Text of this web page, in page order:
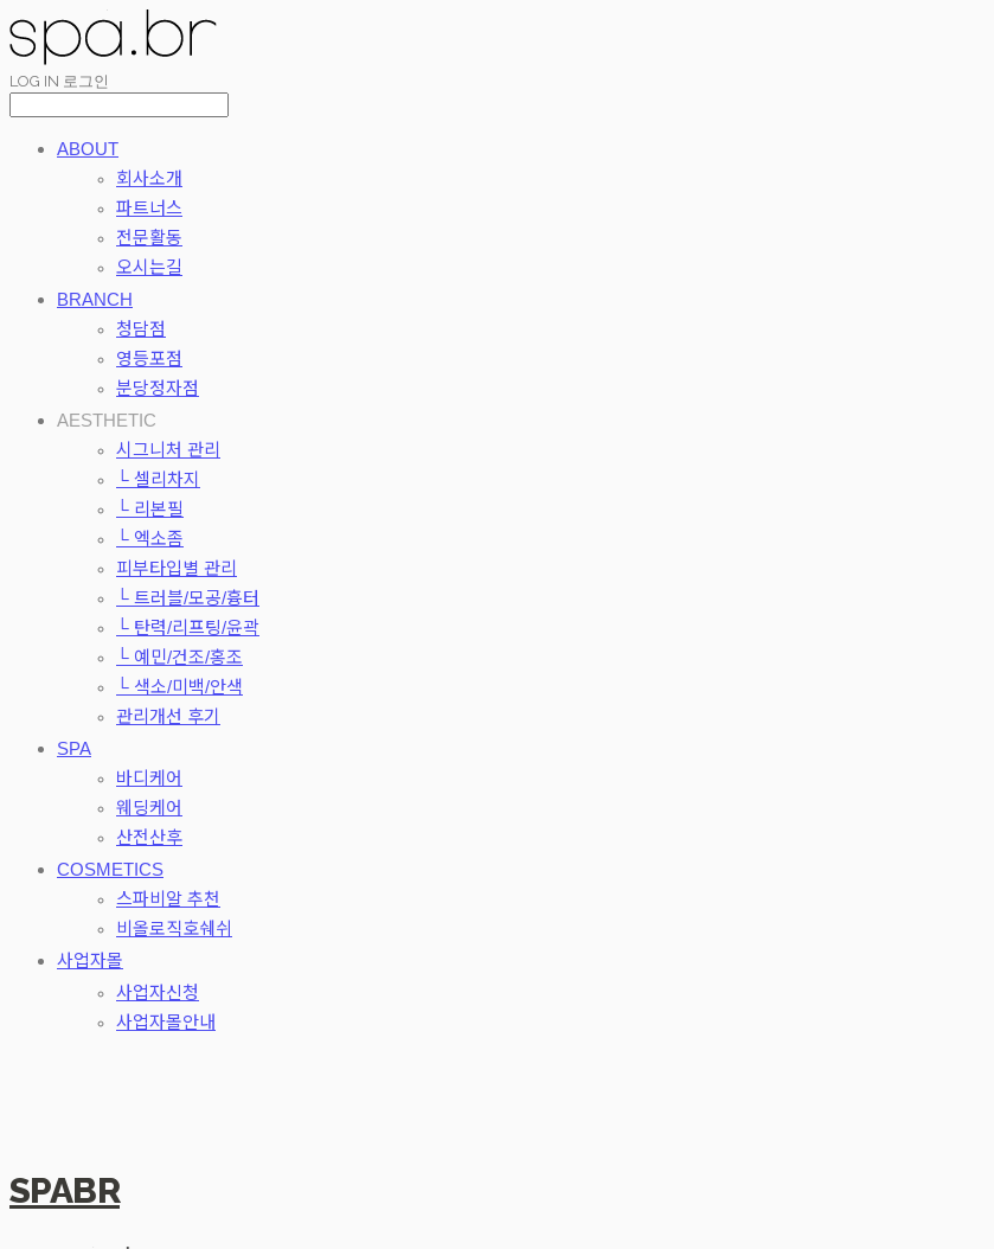
LOG IN 로그인
ABOUT
회사소개
파트너스
전문활동
오시는길
BRANCH
청담점
영등포점
분당정자점
AESTHETIC
시그니처 관리
└ 셀리차지
└ 리본필
└ 엑소좀
피부타입별 관리
└ 트러블/모공/흉터
└ 탄력/리프팅/윤곽
└ 예민/건조/홍조
└ 색소/미백/안색
관리개선 후기
SPA
바디케어
웨딩케어
산전산후
COSMETICS
스파비알 추천
비올로직호쉐쉬
사업자몰
사업자신청
사업자몰안내
SPABR